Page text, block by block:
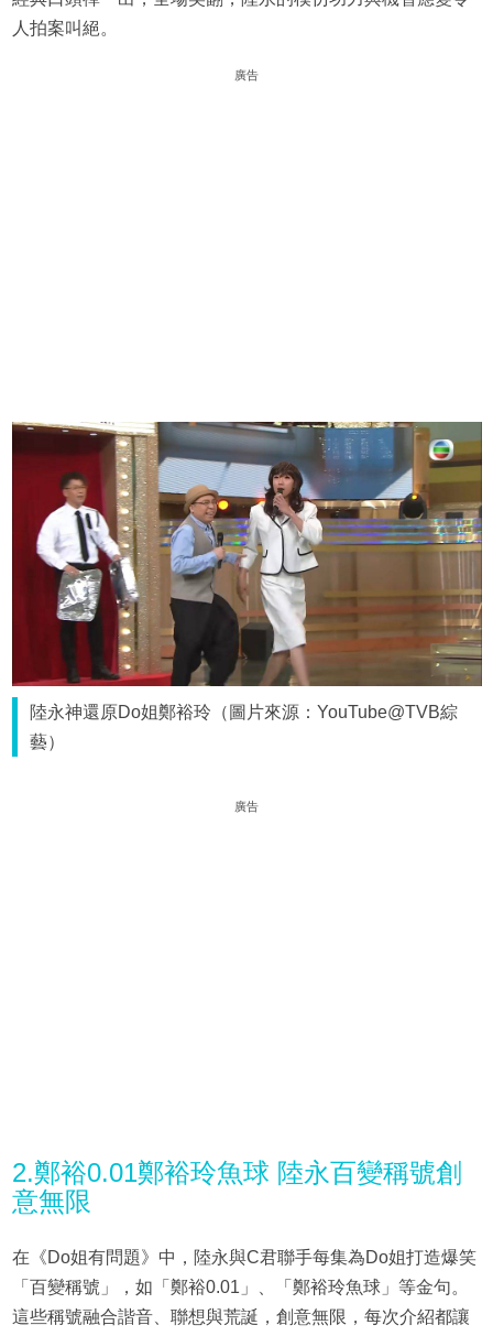
人拍案叫絕。
廣告
陸永神還原Do姐鄭裕玲（圖片來源：YouTube@TVB綜
藝）
廣告
2.鄭裕0.01鄭裕玲魚球 陸永百變稱號創
意無限
在《Do姐有問題》中，陸永與C君聯手每集為Do姐打造爆笑
「百變稱號」，如「鄭裕0.01」、「鄭裕玲魚球」等金句。
這些稱號融合諧音、聯想與荒誕，創意無限，每次介紹都讓